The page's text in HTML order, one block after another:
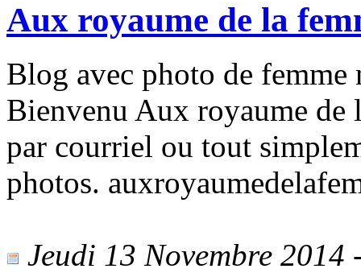
Aux royaume de la
Blog avec photo de
Bienvenu Aux royaume de
par courriel ou tout
photos.
Jeudi 13 Novembre 2014